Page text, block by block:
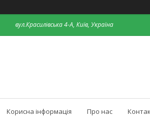
вул.Красилівська 4-А, Київ, Україна
Корисна інформація Про нас